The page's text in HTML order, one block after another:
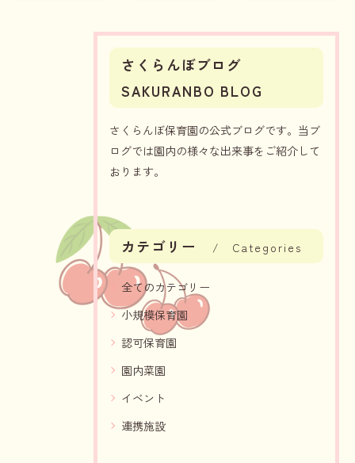
さくらんぼブログ
SAKURANBO BLOG
さくらんぼ保育園の公式ブログです。当ブ
ログでは園内の様々な出来事をご紹介して
おります。
カテゴリー Categories
全てのカテゴリー
小規模保育園
認可保育園
園内菜園
イベント
連携施設